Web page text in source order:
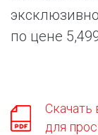
по цене
Скачать
для